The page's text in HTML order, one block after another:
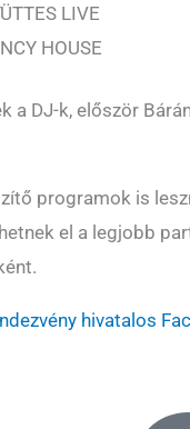
LIVE
HOUSE
a DJ-k, először
programok is
el a legjobb
hivatalos